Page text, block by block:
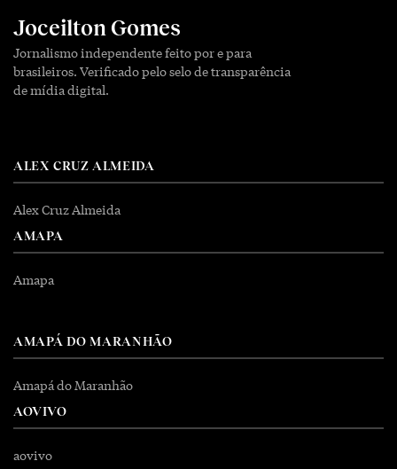
Joceilton Gomes
Jornalismo independente feito por e para
brasileiros. Verificado pelo selo de transparência
de mídia digital.
ALEX CRUZ ALMEIDA
Alex Cruz Almeida
AMAPA
Amapa
AMAPÁ DO MARANHÃO
Amapá do Maranhão
AOVIVO
aovivo